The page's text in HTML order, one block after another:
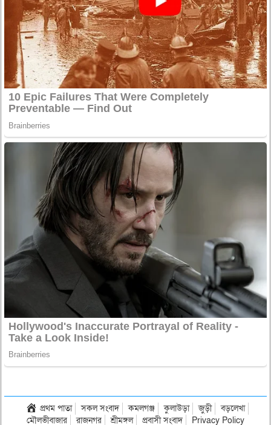
প্রথম পাতা সকল সংবাদ কমলগঞ্জ কুলাউড়া জুড়ী
বড়লেখা
মৌলভীবাজার
রাজনগর শ্রীমঙ্গল প্রবাসী সংবাদ Privacy Policy